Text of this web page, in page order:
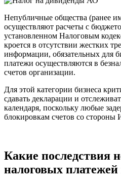
Непубличные общества (ранее
осуществляют расчеты с
установленном Налоговым
кроется в отсутствии жестких
информации, обязательных для
платежи осуществляются в
счетов организации.
Для этой категории бизнеса
сдавать декларации и
календаря, поскольку любые
блокировкам счетов со
Какие последствия
налоговых